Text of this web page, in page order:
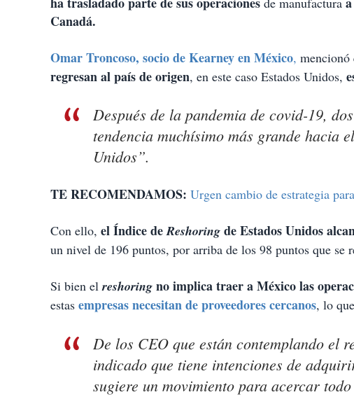
Canadá.
Omar Troncoso, socio de Kearney en México, mencionó
regresan al país de origen, en este caso Estados Unidos,
Después de la pandemia de covid-19,
tendencia muchísimo más grande hacia
Unidos”.
TE RECOMENDAMOS: Urgen cambio de estrategia
Con ello, el Índice deReshoring de Estados Unidos
un nivel de 196 puntos, por arriba de los 98 puntos que se
Si bien elreshoring no implica traer a México las
estas empresas necesitan de proveedores cercanos, lo que
De los CEO que están contemplando el
indicado que tiene intenciones de
sugiere un movimiento para acercar